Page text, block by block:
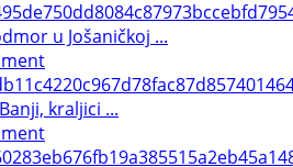
u Jošaničkoj ...
kraljici ...